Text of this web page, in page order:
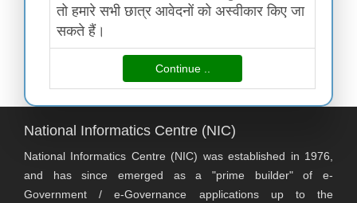
तो हमारे सभी छात्र आवेदनों को अस्वीकार किए जा
सकते हैं।
National Informatics Centre (NIC)
National Informatics Centre (NIC) was established in 1976,
and has since emerged as a "prime builder" of e-
Government / e-Governance applications up to the